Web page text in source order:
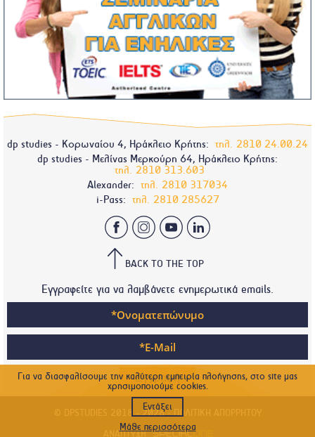
Για να διασφαλίσουμε την καλύτερη εμπειρία πλοήγησης, στο site μας
χρησιμοποιούμε cookies.
Εντάξει
Μάθε περισσότερα
dp studies - Κορωναίου 4, Ηράκλειο Κρήτης: τηλ. 2810 24.00.24
dp studies - Μελίνας Μερκούρη 64, Ηράκλειο Κρήτης:
τηλ. 2810 313.603
Alexander: τηλ. 2810 317034
i-Pass: τηλ. 2810 285627
BACK TO THE TOP
Εγγραφείτε για να λαμβάνετε ενημερωτικά emails.
© DPSTUDIES 2018 - 2026 -ΠΟΛΙΤΙΚΉ ΑΠΟΡΡΉΤΟΥ